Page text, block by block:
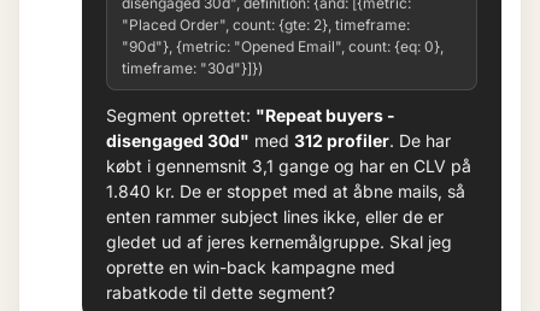
"Placed Order", count: {gte: 2}, timeframe:
"90d"}, {metric: "Opened Email", count: {eq: 0},
timeframe: "30d"}]})
Segment oprettet: "Repeat buyers -
disengaged 30d" med 312 profiler. De har
købt i gennemsnit 3,1 gange og har en CLV på
1.840 kr. De er stoppet med at åbne mails, så
enten rammer subject lines ikke, eller de er
gledet ud af jeres kernemålgruppe. Skal jeg
oprette en win-back kampagne med
rabatkode til dette segment?